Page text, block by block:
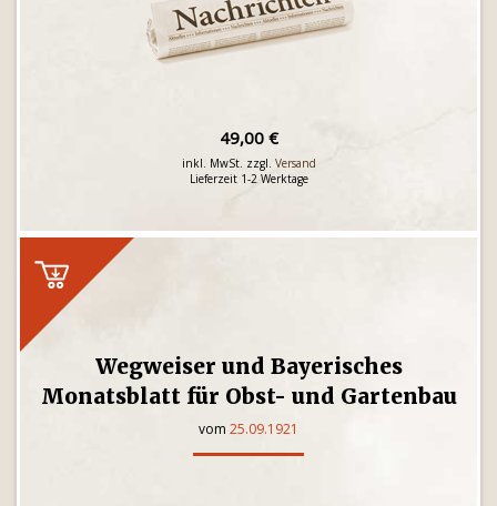
49,00 €
inkl. MwSt. zzgl. Versand
Lieferzeit 1-2 Werktage
Wegweiser und Bayerisches
Monatsblatt für Obst- und Gartenbau
vom 25.09.1921